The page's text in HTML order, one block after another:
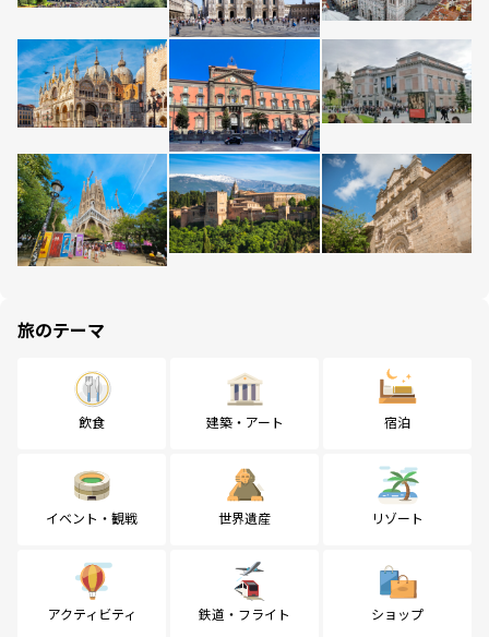
旅のテーマ
飲食 建築・アート 宿泊
イベント・観戦 世界遺産 リゾート
アクティビティ 鉄道・フライト ショップ